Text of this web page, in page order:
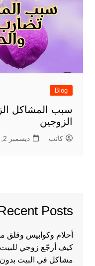
Blog
سبب المشاكل
الزوجين
كاتب ديسمبر 2, 2025
Posts
أحلام وكوابيس وقلق
كيف أرجّع زوجي للبيت
مشاكل في البيت بدون سبب